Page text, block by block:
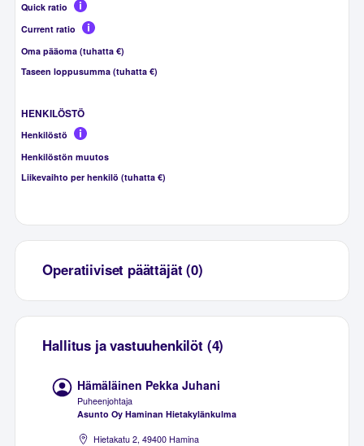
Quick ratio
Current ratio
Oma pääoma (tuhatta €)
Taseen loppusumma (tuhatta €)
HENKILÖSTÖ
Henkilöstö
Henkilöstön muutos
Liikevaihto per henkilö (tuhatta €)
Operatiiviset päättäjät (0)
Hallitus ja vastuuhenkilöt (4)
Hämäläinen Pekka Juhani
Puheenjohtaja
Asunto Oy Haminan Hietakylänkulma
Hietakatu 2, 49400 Hamina